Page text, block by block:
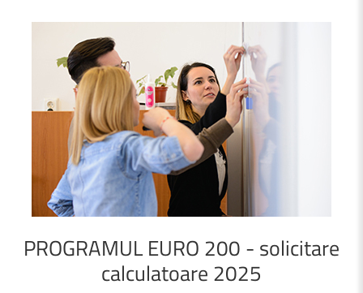
PROGRAMUL EURO 200 - solicitare
calculatoare 2025